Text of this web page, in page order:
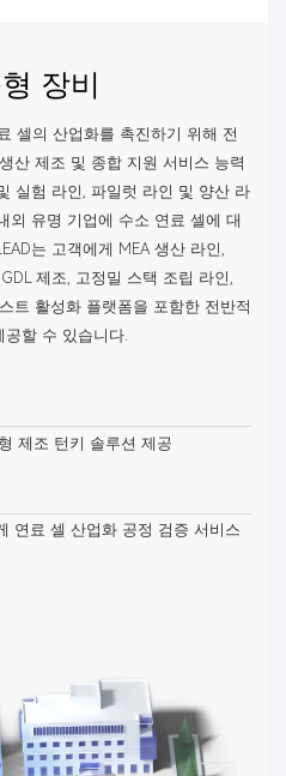
장비
셀의 산업화를 촉진하기 위해 전
산 제조 및 종합 지원 서비스 능력
실험 라인, 파일럿 라인 및 양산 라
외 유명 기업에 수소 연료 셀에 대
는 고객에게 MEA 생산 라인,
제조, 고정밀 스택 조립 라인,
트 활성화 플랫폼을 포함한 전반적
할 수 있습니다.
제조 턴키 솔루션 제공
연료 셀 산업화 공정 검증 서비스